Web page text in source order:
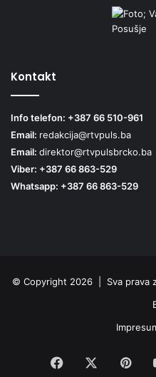
Kontakt
Info telefon: +387 66 510-961
Email: redakcija@rtvpuls.ba
Email: direktor@rtvpulsbrcko.ba
Viber: +387 66 863-529
Whatsapp: +387 66 863-529
© Copyright 2026 | Sva prava
Facebook